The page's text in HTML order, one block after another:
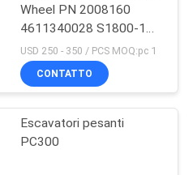
Wheel PN 2008160
4611340028 S1800-1
eccellenti
USD 250 - 350 / PCS MOQ:pc 1
CONTATTO
Escavatori pesanti
PC300